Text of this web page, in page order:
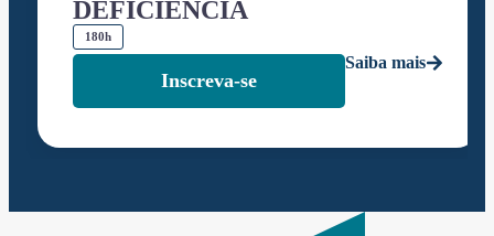
DEFICIÊNCIA
180h
Inscreva-se
Saiba mais